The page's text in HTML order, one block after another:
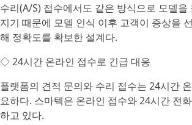
수리(A/S) 접수에서도 같은 방식으로 모델
지기 때문에 모델 인식 이후 고객이 증상을
해 정확도를 확보한 설계다.
◇ 24시간 온라인 접수로 긴급 대응
플랫폼의 견적 문의와 수리 접수는 24시간
요하다. 스마텍은 온라인 접수와 24시간 전
하고 있다.